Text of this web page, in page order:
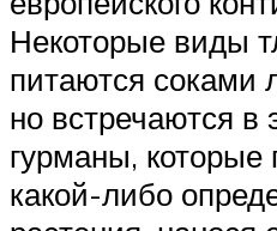
Некоторые виды
питаются соками
но встречаются в
гурманы, которые
какой-либо